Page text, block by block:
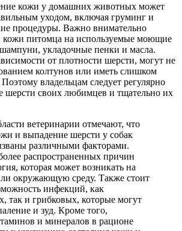
кожи у домашних животных может
уходом, включая груминг и
процедуры. Важно внимательно
кожи питомца на используемые моющие
шампуни, укладочные пенки и масла.
от плотности шерсти, могут не
колтунов или иметь слишком
владельцам следует регулярно
шерсти своих любимцев и тщательно их
ветеринарии отмечают, что
и выпадение шерсти у собак
различными факторами.
распространенных причин
которая может возникать на
окружающую среду. Также стоит
инфекций, как
так и грибковых, которые могут
и зуд. Кроме того,
и минералов в рационе